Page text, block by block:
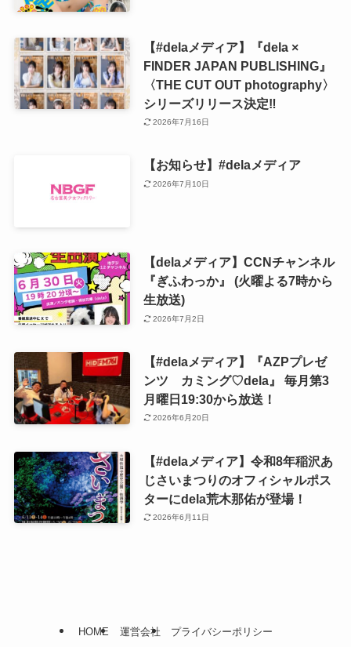
【#delaメディア】『dela ×
FINDER JAPAN PUBLISHING』
〈THE CUT OUT photography〉
シリーズリリース決定‼️
2026年7月16日
【お知らせ】#delaメディア
2026年7月10日
【delaメディア】CCNチャンネル
『ぎふわっか』 (火曜よる7時から
生放送)
2026年7月2日
【#delaメディア】『AZPプレゼ
ンツ カミング♡dela』 毎月第3
月曜日19:30から放送！
2026年6月20日
【#delaメディア】令和8年稲沢あ
じさいまつりのオフィシャルポス
ターにdela荒木那佑が登場！
2026年6月11日
HOME 運営会社 プライバシーポリシー